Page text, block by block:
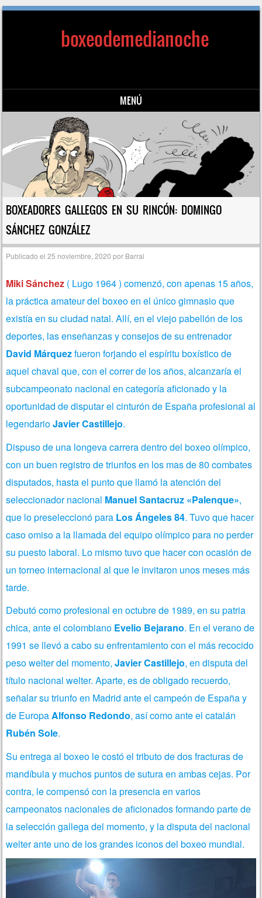
boxeodemedianoche
MENÚ
Saltar al contenido
BOXEADORES GALLEGOS EN SU RINCÓN: DOMINGO
SÁNCHEZ GONZÁLEZ
Publicado el25 noviembre, 2020 por Barral
Miki Sánchez ( Lugo 1964 ) comenzó, con apenas 15 años,
la práctica amateur del boxeo en el único gimnasio que
existía en su ciudad natal. Allí, en el viejo pabellón de los
deportes, las enseñanzas y consejos de su entrenador
David Márquezfueron forjando el espíritu boxístico de
aquel chaval que, con el correr de los años, alcanzaría el
subcampeonato nacional en categoría aficionado y la
oportunidad de disputar el cinturón de España profesional al
legendarioJavier Castillejo.
Dispuso de una longeva carrera dentro del boxeo olímpico,
con un buen registro de triunfos en los mas de 80 combates
disputados, hasta el punto que llamó la atención del
seleccionador nacional Manuel Santacruz «Palenque»,
que lo preseleccionó para Los Ángeles 84. Tuvo que hacer
caso omiso a la llamada del equipo olímpico para no perder
su puesto laboral. Lo mismo tuvo que hacer con ocasión de
un torneo internacional al que le invitaron unos meses más
tarde.
Debutó como profesional en octubre de 1989, en su patria
chica, ante el colombiano Evelio Bejarano. En el verano de
1991 se llevó a cabo su enfrentamiento con el más recocido
peso welter del momento,Javier Castillejo, en disputa del
título nacional welter. Aparte, es de obligado recuerdo,
señalar su triunfo en Madrid ante el campeón de España y
de EuropaAlfonso Redondo, así como ante el catalán
Rubén Sole.
Su entrega al boxeo le costó el tributo de dos fracturas de
mandíbula y muchos puntos de sutura en ambas cejas. Por
contra, le compensó con la presencia en varios
campeonatos nacionales de aficionados formando parte de
la selección gallega del momento, y la disputa del nacional
welter ante uno de los grandes iconos del boxeo mundial.